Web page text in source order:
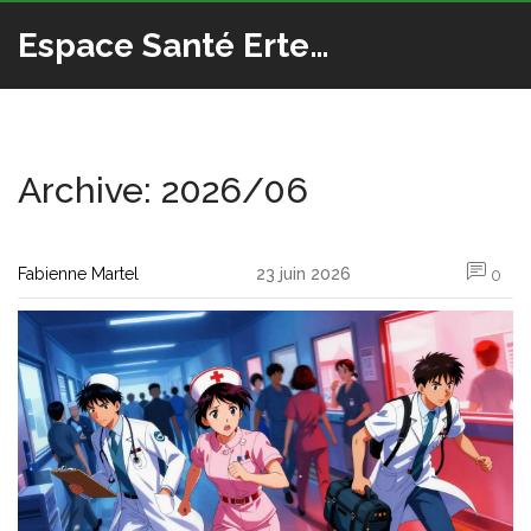
Espace Santé Ertedis
Archive: 2026/06
Fabienne Martel 23 juin 2026 0